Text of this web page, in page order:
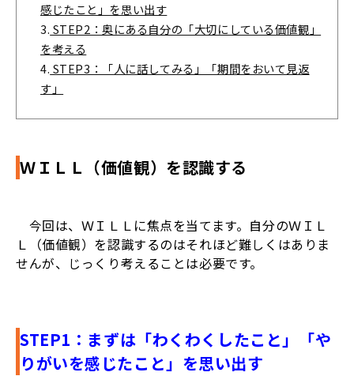
感じたこと」を思い出す
3. STEP2：奥にある自分の「大切にしている価値観」
を考える
4. STEP3：「人に話してみる」「期間をおいて見返
す」
ＷＩＬＬ（価値観）を認識する
今回は、ＷＩＬＬに焦点を当てます。自分のＷＩＬ
Ｌ（価値観）を認識するのはそれほど難しくはありま
せんが、じっくり考えることは必要です。
STEP1：まずは「わくわくしたこと」「や
りがいを感じたこと」を思い出す